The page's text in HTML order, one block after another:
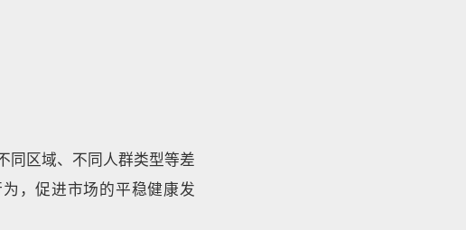
同区域、不同人群类型等差
，促进市场的平稳健康发